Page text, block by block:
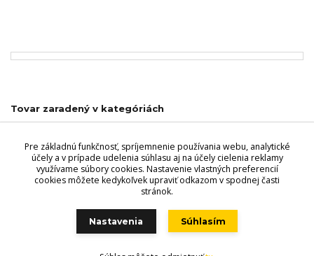
Tovar zaradený v kategóriách
Ostatné výplne
Videri s.r.o., Lúčna 32, 900 01 Modra. Predajňa - Štefánikova 69,
900 01 Modra, Tel.: +421 949 353 848, +421 944 045 358,
POZOR ZMENA OTVÁRACÍCH HODÍN!!!
Pre základnú funkčnosť, spríjemnenie používania webu, analytické
účely a v prípade udelenia súhlasu aj na účely cielenia reklamy
využívame súbory cookies. Nastavenie vlastných preferencií
cookies môžete kedykoľvek upraviť odkazom v spodnej časti
stránok.
Nastavenia Súhlasím